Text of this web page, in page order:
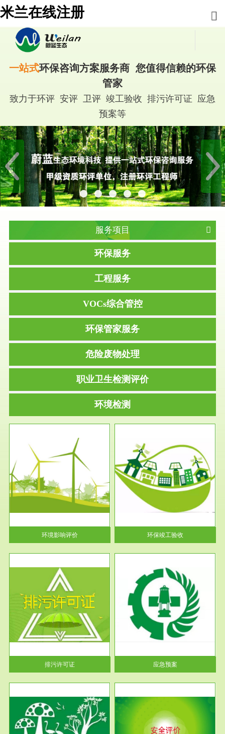
米兰在线注册
一站式环保咨询方案服务商 您值得信赖的环保
管家
致力于环评 安评 卫评 竣工验收 排污许可证 应急
预案等
服务项目
环保服务
工程服务
VOCs综合管控
环保管家服务
危险废物处理
职业卫生检测评价
环境检测
环境影响评价
服务范围
环保竣工验收
根据《建设项目环境保护管理条
例》第十七条 编制环境影响报
告书、...
环保竣工验收
排污许可证
服务范围
应急预案
根据《中华人民共和国环境保护
法》第十九条 企业事业单位应
当按照...
应急预案
服务范围